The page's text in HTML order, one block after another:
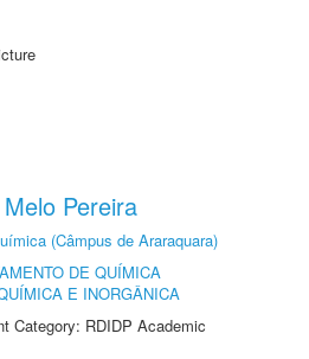
Pereira
(Câmpus de Araraquara)
DE QUÍMICA
E INORGÂNICA
Category: RDIDP Academic